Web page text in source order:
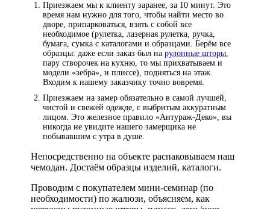
Приезжаем мы к клиенту заранее, за 10 минут. Это
время нам нужно для того, чтобы найти место во
дворе, припарковаться, взять с собой все
необходимое (рулетка, лазерная рулетка, ручка,
бумага, сумка с каталогами и образцами. Берём все
образцы: даже если заказ был на рулонные шторы,
пару створочек на кухню, то мы прихватываем и
модели «зебра», и плиссе), подняться на этаж.
Входим к нашему заказчику точно вовремя.
Приезжаем на замер обязательно в самой лучшей,
чистой и свежей одежде, с выбритым аккуратным
лицом. Это железное правило «Антураж-Деко», вы
никогда не увидите нашего замерщика не
побывавшим с утра в душе.
Непосредственно на объекте распаковываем наш
чемодан. Достаём образцы изделий, каталоги.
Проводим с покупателем мини-семинар (по
необходимости) по жалюзи, объясняем, как